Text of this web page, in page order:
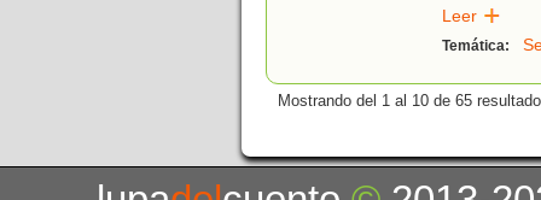
Leer
Temática:
Mostrando del 1 al 10 de 65